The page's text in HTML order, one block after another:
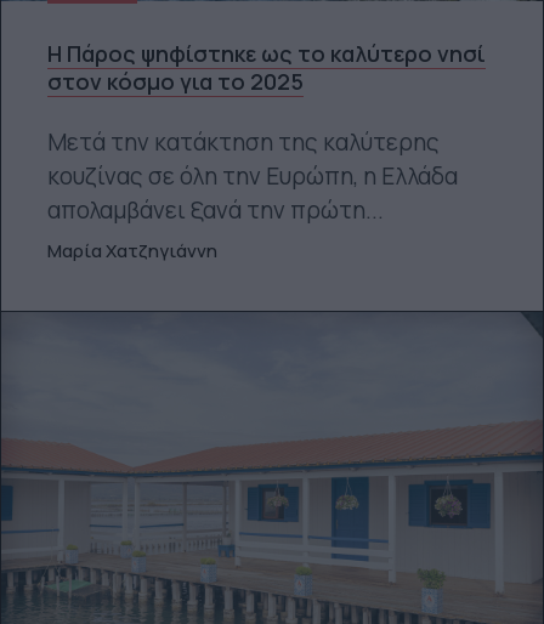
Η Πάρος ψηφίστηκε ως το καλύτερο νησί
στον κόσμο για το 2025
Μετά την κατάκτηση της καλύτερης
κουζίνας σε όλη την Ευρώπη, η Ελλάδα
απολαμβάνει ξανά την πρώτη...
Μαρία Χατζηγιάννη